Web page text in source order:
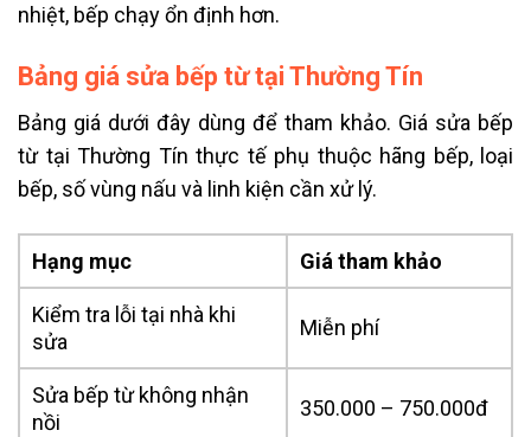
nhiệt, bếp chạy ổn định hơn.
Bảng giá sửa bếp từ tại Thường Tín
Bảng giá dưới đây dùng để tham khảo. Giá sửa bếp
từ tại Thường Tín thực tế phụ thuộc hãng bếp, loại
bếp, số vùng nấu và linh kiện cần xử lý.
Hạng mục Giá tham khảo
Kiểm tra lỗi tại nhà khi
sửa
Miễn phí
Sửa bếp từ không nhận
nồi
350.000 – 750.000đ